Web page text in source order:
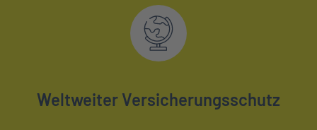
Weltweiter Versicherungsschutz